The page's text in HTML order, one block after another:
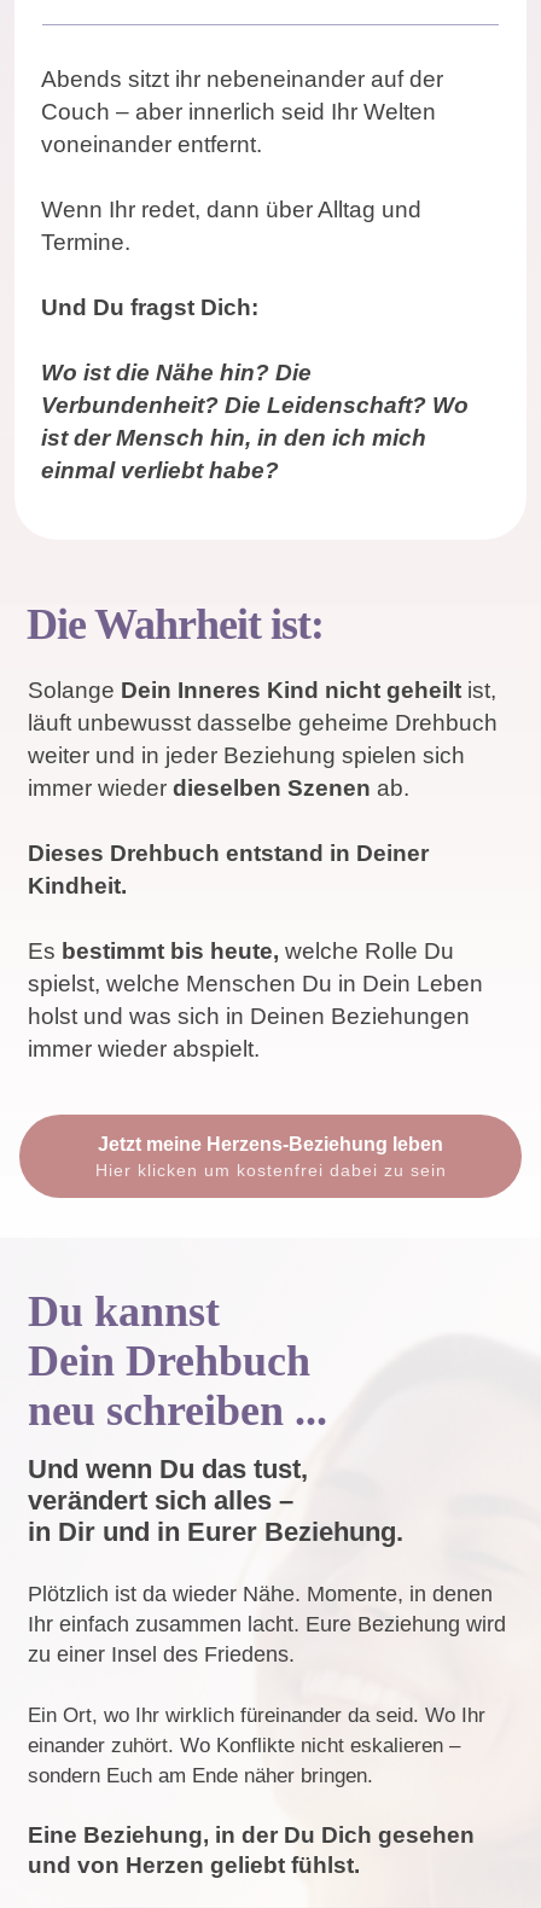
Abends sitzt ihr nebeneinander auf der
Couch – aber innerlich seid Ihr Welten
voneinander entfernt.
Wenn Ihr redet, dann über Alltag und
Termine.
Und Du fragst Dich:
Wo ist die Nähe hin? Die
Verbundenheit? Die Leidenschaft? Wo
ist der Mensch hin, in den ich mich
einmal verliebt habe?
Die Wahrheit ist:
Solange Dein Inneres Kind nicht geheilt ist,
läuft unbewusst dasselbe geheime Drehbuch
weiter und in jeder Beziehung spielen sich
immer wieder dieselben Szenen ab.
Dieses Drehbuch entstand in Deiner
Kindheit.
Es bestimmt bis heute, welche Rolle Du
spielst, welche Menschen Du in Dein Leben
holst und was sich in Deinen Beziehungen
immer wieder abspielt.
Jetzt meine Herzens-Beziehung leben
Hier klicken um kostenfrei dabei zu sein
Du kannst
Dein Drehbuch
neu schreiben ...
Und wenn Du das tust,
verändert sich alles –
in Dir und in Eurer Beziehung.
Plötzlich ist da wieder Nähe. Momente, in denen
Ihr einfach zusammen lacht. Eure Beziehung wird
zu einer Insel des Friedens.
Ein Ort, wo Ihr wirklich füreinander da seid. Wo Ihr
einander zuhört. Wo Konflikte nicht eskalieren –
sondern Euch am Ende näher bringen.
Eine Beziehung, in der Du Dich gesehen
und von Herzen geliebt fühlst.